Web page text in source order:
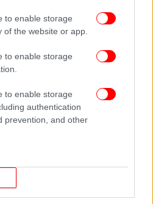
to enable storage
of the website or app.
to enable storage
to enable storage
authentication
prevention, and other
ποτέ [εικόνες]